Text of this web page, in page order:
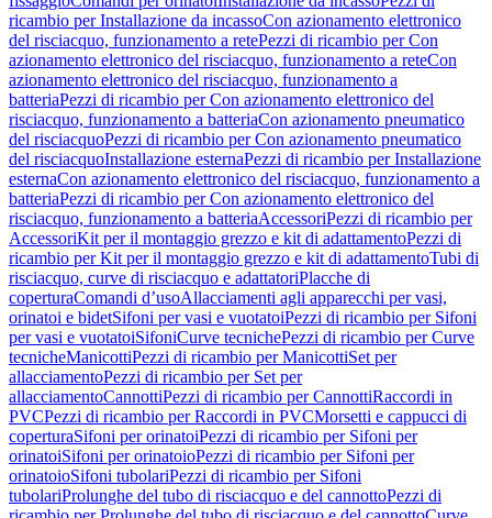
ricambio per Installazione da incassoCon azionamento elettronico
del risciacquo, funzionamento a retePezzi di ricambio per Con
azionamento elettronico del risciacquo, funzionamento a reteCon
azionamento elettronico del risciacquo, funzionamento a
batteriaPezzi di ricambio per Con azionamento elettronico del
risciacquo, funzionamento a batteriaCon azionamento pneumatico
del risciacquoPezzi di ricambio per Con azionamento pneumatico
del risciacquoInstallazione esternaPezzi di ricambio per Installazione
esternaCon azionamento elettronico del risciacquo, funzionamento a
batteriaPezzi di ricambio per Con azionamento elettronico del
risciacquo, funzionamento a batteriaAccessoriPezzi di ricambio per
AccessoriKit per il montaggio grezzo e kit di adattamentoPezzi di
ricambio per Kit per il montaggio grezzo e kit di adattamentoTubi di
risciacquo, curve di risciacquo e adattatoriPlacche di
coperturaComandi d’usoAllacciamenti agli apparecchi per vasi,
orinatoi e bidetSifoni per vasi e vuotatoiPezzi di ricambio per Sifoni
per vasi e vuotatoiSifoniCurve tecnichePezzi di ricambio per Curve
tecnicheManicottiPezzi di ricambio per ManicottiSet per
allacciamentoPezzi di ricambio per Set per
allacciamentoCannottiPezzi di ricambio per CannottiRaccordi in
PVCPezzi di ricambio per Raccordi in PVCMorsetti e cappucci di
coperturaSifoni per orinatoiPezzi di ricambio per Sifoni per
orinatoiSifoni per orinatoioPezzi di ricambio per Sifoni per
orinatoioSifoni tubolariPezzi di ricambio per Sifoni
tubolariProlunghe del tubo di risciacquo e del cannottoPezzi di